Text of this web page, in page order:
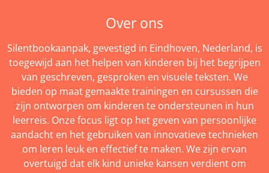
Over ons
Silentbookaanpak, gevestigd in Eindhoven, Nederland, is
toegewijd aan het helpen van kinderen bij het begrijpen
van geschreven, gesproken en visuele teksten. We
bieden op maat gemaakte trainingen en cursussen die
zijn ontworpen om kinderen te ondersteunen in hun
leerreis. Onze focus ligt op het geven van persoonlijke
aandacht en het gebruiken van innovatieve technieken
om leren leuk en effectief te maken. We zijn ervan
overtuigd dat elk kind unieke kansen verdient om